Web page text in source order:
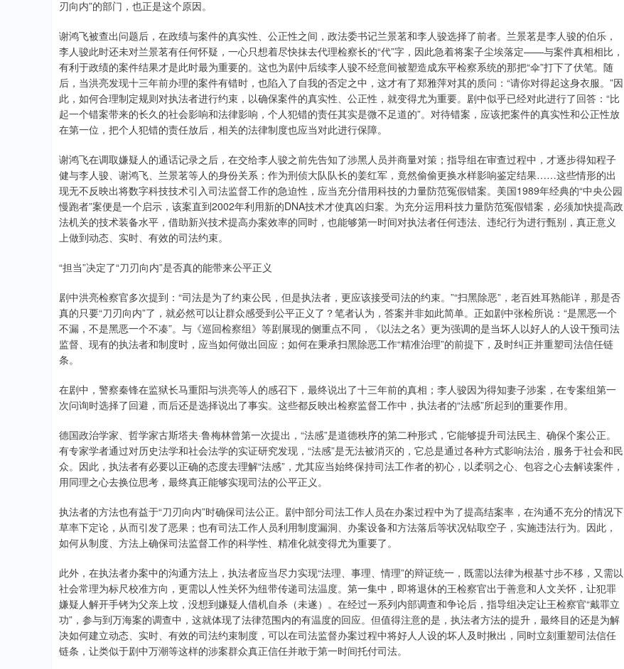
刃向内”的部门，也正是这个原因。
谢鸿飞被查出问题后，在政绩与案件的真实性、公正性之间，政法委书记兰景茗和李人骏选择了前者。兰景茗是李人骏的伯乐，
李人骏此时还未对兰景茗有任何怀疑，一心只想着尽快抹去代理检察长的“代”字，因此急着将案子尘埃落定——与案件真相相比，
有利于政绩的案件结果才是此时最为重要的。这也为剧中后续李人骏不经意间被塑造成东平检察系统的那把“伞”打下了伏笔。随
后，当洪亮发现十三年前办理的案件有错时，也陷入了自我的否定之中，这才有了郑雅萍对其的质问：“请你对得起这身衣服。”因
此，如何合理制定规则对执法者进行约束，以确保案件的真实性、公正性，就变得尤为重要。剧中似乎已经对此进行了回答：“比
起一个错案带来的长久的社会影响和法律影响，个人犯错的责任其实是微不足道的”。对待错案，应该把案件的真实性和公正性放
在第一位，把个人犯错的责任放后，相关的法律制度也应当对此进行保障。
谢鸿飞在调取嫌疑人的通话记录之后，在交给李人骏之前先告知了涉黑人员并商量对策；指导组在审查过程中，才逐步得知程子
健与李人骏、谢鸿飞、兰景茗等人的身份关系；作为刑侦大队队长的姜红军，竟然偷偷更换水样影响鉴定结果……这些情形的出
现无不反映出将数字科技技术引入司法监督工作的急迫性，应当充分借用科技的力量防范冤假错案。美国1989年经典的“中央公园
慢跑者”案便是一个启示，该案直到2002年利用新的DNA技术才使真凶归案。为充分运用科技力量防范冤假错案，必须加快提高政
法机关的技术装备水平，借助新兴技术提高办案效率的同时，也能够第一时间对执法者任何违法、违纪行为进行甄别，真正意义
上做到动态、实时、有效的司法约束。
“担当”决定了“刀刃向内”是否真的能带来公平正义
剧中洪亮检察官多次提到：“司法是为了约束公民，但是执法者，更应该接受司法的约束。”“扫黑除恶”，老百姓耳熟能详，那是否
真的只要“刀刃向内”了，就必然可以让群众感受到公平正义了？笔者认为，答案并非如此简单。正如剧中张检所说：“是黑恶一个
不漏，不是黑恶一个不凑”。与《巡回检察组》等剧展现的侧重点不同，《以法之名》更为强调的是当坏人以好人的人设干预司法
监督、现有的执法者和制度时，应当如何做出回应；如何在秉承扫黑除恶工作“精准治理”的前提下，及时纠正并重塑司法信任链
条。
在剧中，警察秦锋在监狱长马重阳与洪亮等人的感召下，最终说出了十三年前的真相；李人骏因为得知妻子涉案，在专案组第一
次问询时选择了回避，而后还是选择说出了事实。这些都反映出检察监督工作中，执法者的“法感”所起到的重要作用。
德国政治学家、哲学家古斯塔夫·鲁梅林曾第一次提出，“法感”是道德秩序的第二种形式，它能够提升司法民主、确保个案公正。
有专家学者通过对历史法学和社会法学的实证研究发现，“法感”是无法被消灭的，它总是通过各种方式影响法治，服务于社会和民
众。因此，执法者有必要以正确的态度去理解“法感”，尤其应当始终保持司法工作者的初心，以柔弱之心、包容之心去解读案件，
用同理之心去换位思考，最终真正能够实现司法的公平正义。
执法者的方法也有益于“刀刃向内”时确保司法公正。剧中部分司法工作人员在办案过程中为了提高结案率，在沟通不充分的情况下
草率下定论，从而引发了恶果；也有司法工作人员利用制度漏洞、办案设备和方法落后等状况钻取空子，实施违法行为。因此，
如何从制度、方法上确保司法监督工作的科学性、精准化就变得尤为重要了。
此外，在执法者办案中的沟通方法上，执法者应当尽力实现“法理、事理、情理”的辩证统一，既需以法律为根基寸步不移，又需以
社会常理为标尺校准方向，更需以人性关怀为纽带传递司法温度。第一集中，即将退休的王检察官出于善意和人文关怀，让犯罪
嫌疑人解开手铐为父亲上坟，没想到嫌疑人借机自杀（未遂）。在经过一系列内部调查和争论后，指导组决定让王检察官“戴罪立
功”，参与到万海案的调查中，这就体现了法律范围内的有温度的回应。但值得注意的是，执法者方法的提升，最终目的还是为解
决如何建立动态、实时、有效的司法约束制度，可以在司法监督办案过程中将好人人设的坏人及时揪出，同时立刻重塑司法信任
链条，让类似于剧中万潮等这样的涉案群众真正信任并敢于第一时间托付司法。